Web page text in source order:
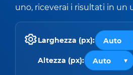
uno, riceverai i risultati in un
Larghezza (px):
Altezza (px):